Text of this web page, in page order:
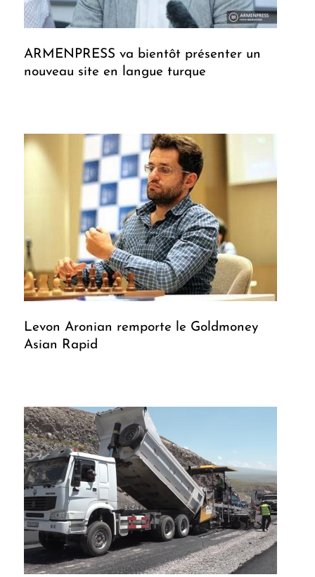
ARMENPRESS va bientôt présenter un
nouveau site en langue turque
Levon Aronian remporte le Goldmoney
Asian Rapid